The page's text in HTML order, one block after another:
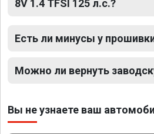
8V 1.4 TFSI 125 л.с.?
Есть ли минусы у
Можно ли вернуть
Вы не узнаете ваш